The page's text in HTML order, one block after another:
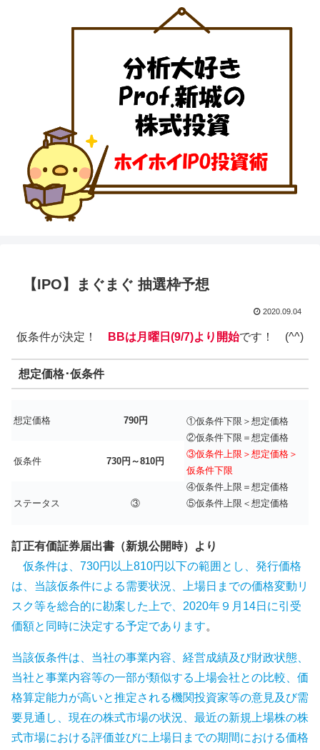
【IPO】まぐまぐ 抽選枠予想
2020.09.04
仮条件が決定！ BBは月曜日(9/7)より開始です！ (^^)
想定価格･仮条件
想定価格 790円
①仮条件下限＞想定価格
②仮条件下限＝想定価格
③仮条件上限＞想定価格＞
仮条件下限
④仮条件上限＝想定価格
⑤仮条件上限＜想定価格
仮条件 730円～810円
ステータス ③
訂正有価証券届出書（新規公開時）より
仮条件は、730円以上810円以下の範囲とし、発行価格
は、当該仮条件による需要状況、上場日までの価格変動リ
スク等を総合的に勘案した上で、2020年９月14日に引受
価額と同時に決定する予定であります。
当該仮条件は、当社の事業内容、経営成績及び財政状態、
当社と事業内容等の一部が類似する上場会社との比較、価
格算定能力が高いと推定される機関投資家等の意見及び需
要見通し、現在の株式市場の状況、最近の新規上場株の株
式市場における評価並びに上場日までの期間における価格